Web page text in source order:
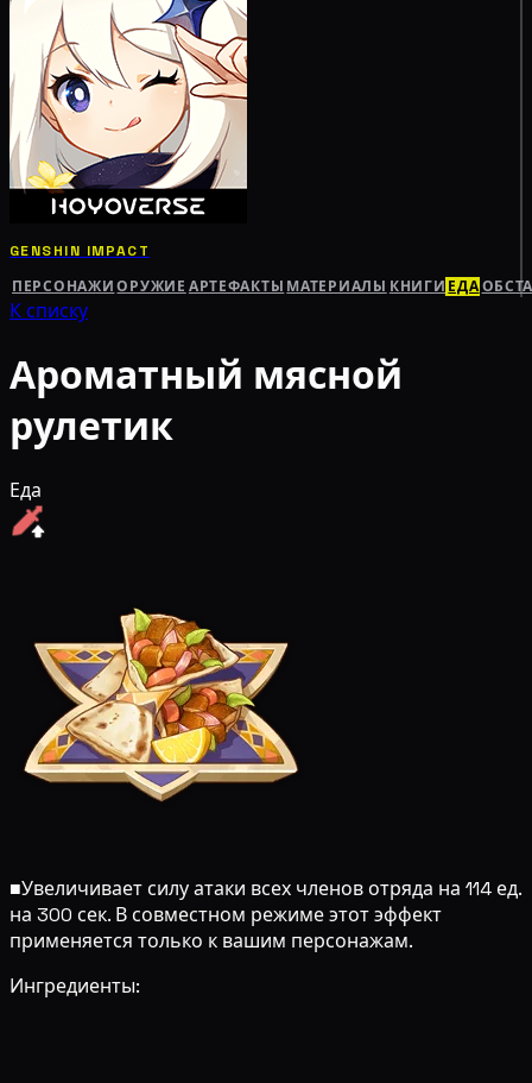
GENSHIN IMPACT
ПЕРСОНАЖИ ОРУЖИЕ АРТЕФАКТЫ МАТЕРИАЛЫ КНИГИ ЕДА
К списку
Ароматный мясной
рулетик
Еда
■Увеличивает силу атаки всех членов отряда на 114 ед.
на 300 сек. В совместном режиме этот эффект
применяется только к вашим персонажам.
Ингредиенты: